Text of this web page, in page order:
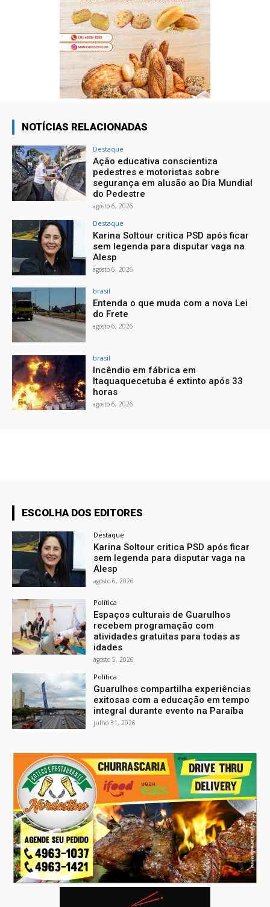
NOTÍCIAS RELACIONADAS
Destaque
Ação educativa conscientiza
pedestres e motoristas sobre
segurança em alusão ao Dia Mundial
do Pedestre
agosto 6, 2026
Destaque
Karina Soltour critica PSD após ficar
sem legenda para disputar vaga na
Alesp
agosto 6, 2026
brasil
Entenda o que muda com a nova Lei
do Frete
agosto 6, 2026
brasil
Incêndio em fábrica em
Itaquaquecetuba é extinto após 33
horas
agosto 6, 2026
ESCOLHA DOS EDITORES
Destaque
Karina Soltour critica PSD após ficar
sem legenda para disputar vaga na
Alesp
agosto 6, 2026
Política
Espaços culturais de Guarulhos
recebem programação com
atividades gratuitas para todas as
idades
agosto 5, 2026
Política
Guarulhos compartilha experiências
exitosas com a educação em tempo
integral durante evento na Paraíba
julho 31, 2026